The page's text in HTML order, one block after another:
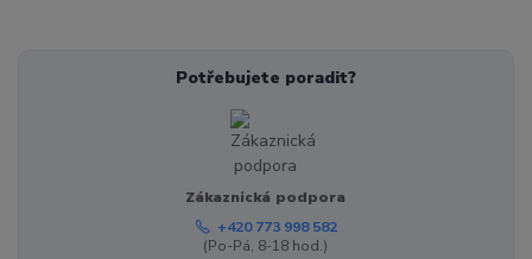
Potřebujete poradit?
Zákaznická podpora
+420 773 998 582
(Po-Pá, 8-18 hod.)